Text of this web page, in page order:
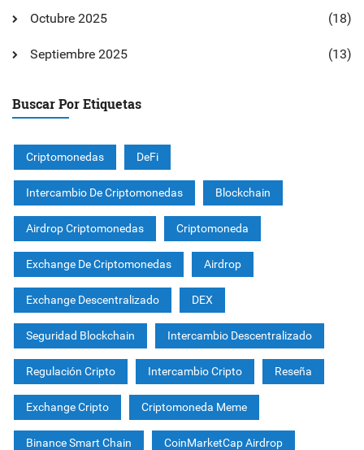
Octubre 2025 (18)
Septiembre 2025 (13)
Buscar Por Etiquetas
Criptomonedas DeFi
Intercambio De Criptomonedas Blockchain
Airdrop Criptomonedas Criptomoneda
Exchange De Criptomonedas Airdrop
Exchange Descentralizado DEX
Seguridad Blockchain Intercambio Descentralizado
Regulación Cripto Intercambio Cripto Reseña
Exchange Cripto Criptomoneda Meme
Binance Smart Chain CoinMarketCap Airdrop